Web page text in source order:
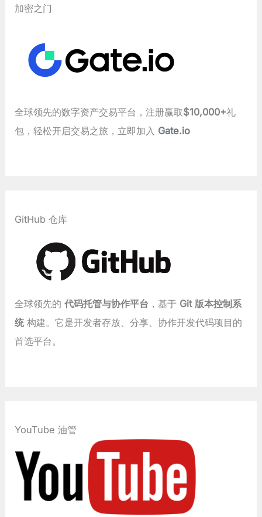
加密之门
全球领先的数字资产交易平台，注册赢取$10,000+礼
包，轻松开启交易之旅，立即加入 Gate.io
GitHub 仓库
全球领先的代码托管与协作平台 ，基于 Git 版本控制系
统构建。它是开发者存放、分享、协作开发代码项目的
首选平台。
YouTube 油管